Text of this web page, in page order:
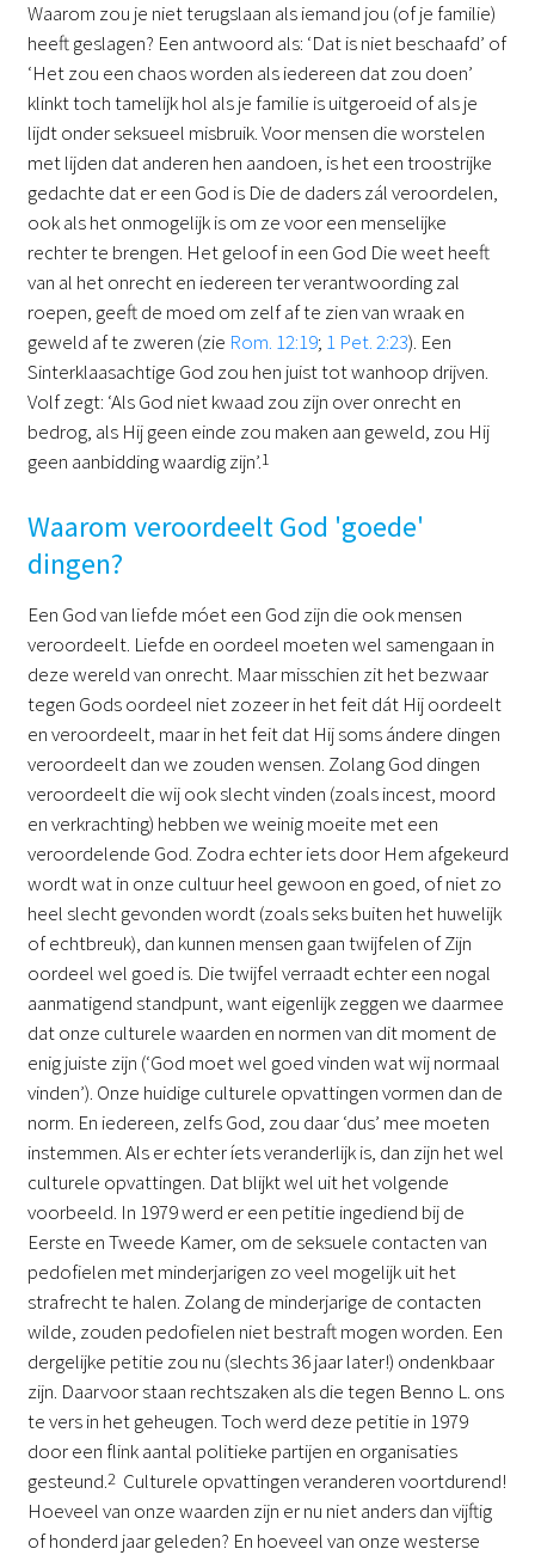
Waarom zou je niet terugslaan als iemand jou (of je familie)
heeft geslagen? Een antwoord als: ‘Dat is niet beschaafd’ of
‘Het zou een chaos worden als iedereen dat zou doen’
klinkt toch tamelijk hol als je familie is uitgeroeid of als je
lijdt onder seksueel misbruik. Voor mensen die worstelen
met lijden dat anderen hen aandoen, is het een troostrijke
gedachte dat er een God is Die de daders zál veroordelen,
ook als het onmogelijk is om ze voor een menselijke
rechter te brengen. Het geloof in een God Die weet heeft
van al het onrecht en iedereen ter verantwoording zal
roepen, geeft de moed om zelf af te zien van wraak en
geweld af te zweren (zie Rom. 12:19; 1 Pet. 2:23). Een
Sinterklaasachtige God zou hen juist tot wanhoop drijven.
Volf zegt: ‘Als God niet kwaad zou zijn over onrecht en
bedrog, als Hij geen einde zou maken aan geweld, zou Hij
geen aanbidding waardig zijn’.1
Waarom veroordeelt God 'goede'
dingen?
Een God van liefde móet een God zijn die ook mensen
veroordeelt. Liefde en oordeel moeten wel samengaan in
deze wereld van onrecht. Maar misschien zit het bezwaar
tegen Gods oordeel niet zozeer in het feit dát Hij oordeelt
en veroordeelt, maar in het feit dat Hij soms ándere dingen
veroordeelt dan we zouden wensen. Zolang God dingen
veroordeelt die wij ook slecht vinden (zoals incest, moord
en verkrachting) hebben we weinig moeite met een
veroordelende God. Zodra echter iets door Hem afgekeurd
wordt wat in onze cultuur heel gewoon en goed, of niet zo
heel slecht gevonden wordt (zoals seks buiten het huwelijk
of echtbreuk), dan kunnen mensen gaan twijfelen of Zijn
oordeel wel goed is. Die twijfel verraadt echter een nogal
aanmatigend standpunt, want eigenlijk zeggen we daarmee
dat onze culturele waarden en normen van dit moment de
enig juiste zijn (‘God moet wel goed vinden wat wij normaal
vinden’). Onze huidige culturele opvattingen vormen dan de
norm. En iedereen, zelfs God, zou daar ‘dus’ mee moeten
instemmen. Als er echter íets veranderlijk is, dan zijn het wel
culturele opvattingen. Dat blijkt wel uit het volgende
voorbeeld. In 1979 werd er een petitie ingediend bij de
Eerste en Tweede Kamer, om de seksuele contacten van
pedofielen met minderjarigen zo veel mogelijk uit het
strafrecht te halen. Zolang de minderjarige de contacten
wilde, zouden pedofielen niet bestraft mogen worden. Een
dergelijke petitie zou nu (slechts 36 jaar later!) ondenkbaar
zijn. Daarvoor staan rechtszaken als die tegen Benno L. ons
te vers in het geheugen. Toch werd deze petitie in 1979
door een flink aantal politieke partijen en organisaties
gesteund.2Culturele opvattingen veranderen voortdurend!
Hoeveel van onze waarden zijn er nu niet anders dan vijftig
of honderd jaar geleden? En hoeveel van onze westerse